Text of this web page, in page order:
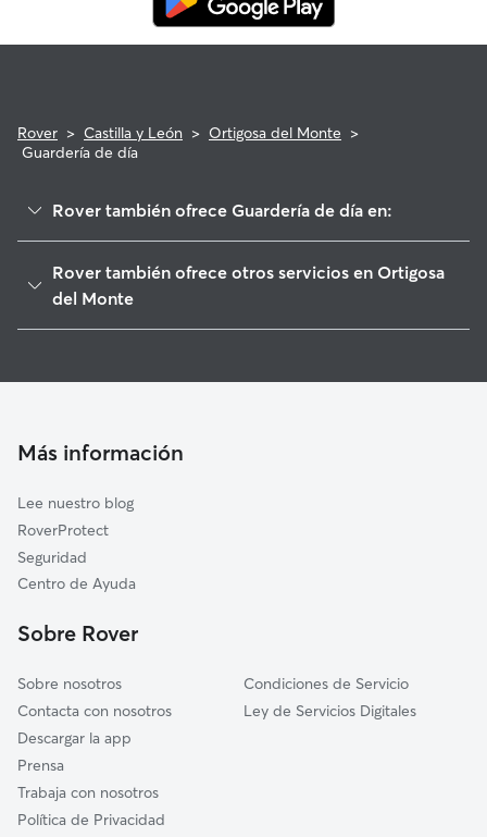
Rover > Castilla y León > Ortigosa del Monte >
Guardería de día
Rover también ofrece Guardería de día en:
Otero de Herreros
El Espinar
Palazuelos de Eresma
Real Sitio de San Ildefonso
Zarzuela del Monte
Cercedilla
Rover también ofrece otros servicios en Ortigosa
del Monte
Cuidadores a domicilio en Ortigosa-Del-Monte
Más información
Lee nuestro blog
RoverProtect
Seguridad
Centro de Ayuda
Sobre Rover
Sobre nosotros
Contacta con nosotros
Descargar la app
Prensa
Trabaja con nosotros
Política de Privacidad
Condiciones de Servicio
Ley de Servicios Digitales